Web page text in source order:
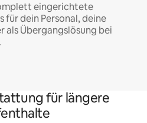
eingerichtete
für dein Personal, deine
Übergangslösung bei
für längere